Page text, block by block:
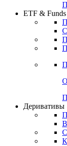
ETF & Funds
Деривативы